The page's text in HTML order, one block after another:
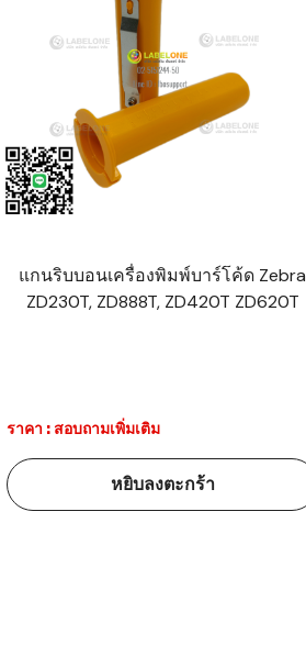
ระบบบาร์โค้ดในธุรกิจ
ขายธุรกิจค้าปลีก
การพัฒนาบาร์โค้ดในงาน
อุตสาหกรรม
ระบบบาร์โค้ดใน
อุตสาหกรรมยานยนต์
ระบบบาร์โค้ดใน
แพทย์
ระบบบาร์โค้ดในด้านการ
แกนริบบอนเครื่องพิมพ์บาร์โค้ด Zebra
ZD230T, ZD888T, ZD420T ZD620T
ราคา : สอบถามเพิ่มเติม
หยิบลงตะกร้า